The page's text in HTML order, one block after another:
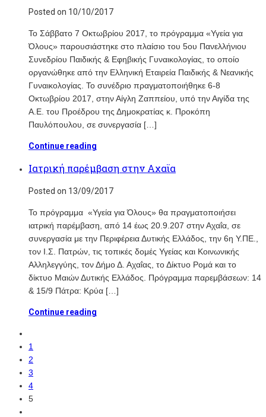
Posted on 10/10/2017
Το Σάββατο 7 Οκτωβρίου 2017, το πρόγραμμα «Υγεία για
Όλους» παρουσιάστηκε στο πλαίσιο του 5ου Πανελλήνιου
Συνεδρίου Παιδικής & Εφηβικής Γυναικολογίας, το οποίο
οργανώθηκε από την Ελληνική Εταιρεία Παιδικής & Νεανικής
Γυναικολογίας. Το συνέδριο πραγματοποιήθηκε 6-8
Οκτωβρίου 2017, στην Αίγλη Ζαππείου, υπό την Αιγίδα της
Α.Ε. του Προέδρου της Δημοκρατίας κ. Προκόπη
Παυλόπουλου, σε συνεργασία […]
Continue reading
Ιατρική παρέμβαση στην Αχαϊα
Posted on 13/09/2017
To πρόγραμμα «Υγεία για Όλους» θα πραγματοποιήσει
ιατρική παρέμβαση, από 14 έως 20.9.207 στην Αχαΐα, σε
συνεργασία με την Περιφέρεια Δυτικής Ελλάδος, την 6η Υ.ΠΕ.,
τον Ι.Σ. Πατρών, τις τοπικές δομές Υγείας και Κοινωνικής
Αλληλεγγύης, τον Δήμο Δ. Αχαΐας, το Δίκτυο Ρομά και το
δίκτυο Μαιών Δυτικής Ελλάδος. Πρόγραμμα παρεμβάσεων: 14
& 15/9 Πάτρα: Κρύα […]
Continue reading
1
2
3
4
5